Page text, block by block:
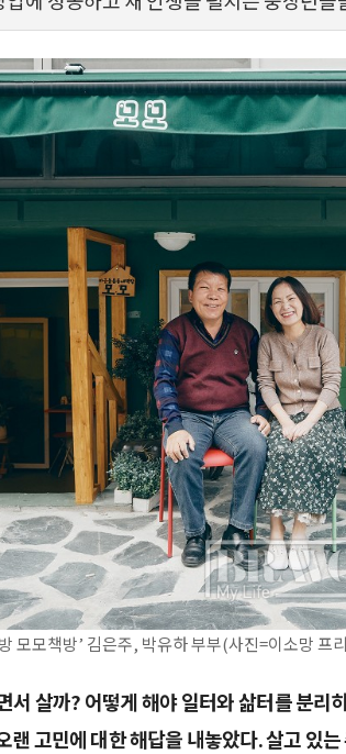
모모책방’ 김은주, 박유하 부부(사진=이소망 프
서 살까? 어떻게 해야 일터와 삶터를 분
랜 고민에 대한 해답을 내놓았다. 살고 있